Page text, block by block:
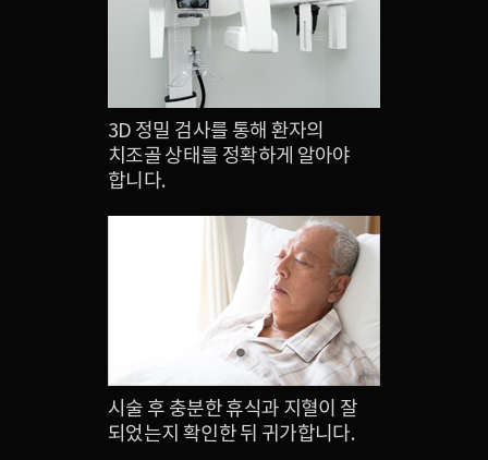
3D 정밀 검사를 통해 환자의
치조골 상태를 정확하게 알아야
합니다.
시술 후 충분한 휴식과 지혈이 잘
되었는지 확인한 뒤 귀가합니다.